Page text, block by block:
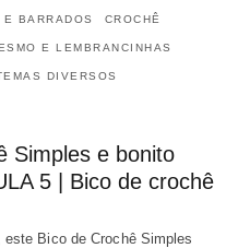
BARRADOS CROCHÊ
E LEMBRANCINHAS
DIVERSOS
Simples e bonito
5 | Bico de crochê
Bico de Crochê Simples